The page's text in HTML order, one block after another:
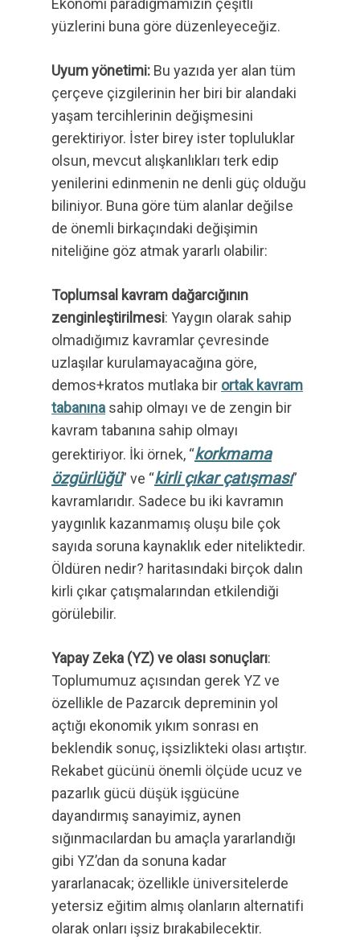
Ekonomi paradigmamızın çeşitli
yüzlerini buna göre düzenleyeceğiz.
Uyum yönetimi: Bu yazıda yer alan tüm
çerçeve çizgilerinin her biri bir alandaki
yaşam tercihlerinin değişmesini
gerektiriyor. İster birey ister topluluklar
olsun, mevcut alışkanlıkları terk edip
yenilerini edinmenin ne denli güç olduğu
biliniyor. Buna göre tüm alanlar değilse
de önemli birkaçındaki değişimin
niteliğine göz atmak yararlı olabilir:
Toplumsal kavram dağarcığının
zenginleştirilmesi: Yaygın olarak sahip
olmadığımız kavramlar çevresinde
uzlaşılar kurulamayacağına göre,
demos+kratos mutlaka bir ortak kavram
tabanına sahip olmayı ve de zengin bir
kavram tabanına sahip olmayı
gerektiriyor. İki örnek, “korkmama
özgürlüğü” ve “kirli çıkar çatışması”
kavramlarıdır. Sadece bu iki kavramın
yaygınlık kazanmamış oluşu bile çok
sayıda soruna kaynaklık eder niteliktedir.
Öldüren nedir? haritasındaki birçok dalın
kirli çıkar çatışmalarından etkilendiği
görülebilir.
Yapay Zeka (YZ) ve olası sonuçları:
Toplumumuz açısından gerek YZ ve
özellikle de Pazarcık depreminin yol
açtığı ekonomik yıkım sonrası en
beklendik sonuç, işsizlikteki olası artıştır.
Rekabet gücünü önemli ölçüde ucuz ve
pazarlık gücü düşük işgücüne
dayandırmış sanayimiz, aynen
sığınmacılardan bu amaçla yararlandığı
gibi YZ’dan da sonuna kadar
yararlanacak; özellikle üniversitelerde
yetersiz eğitim almış olanların alternatifi
olarak onları işsiz bırakabilecektir.